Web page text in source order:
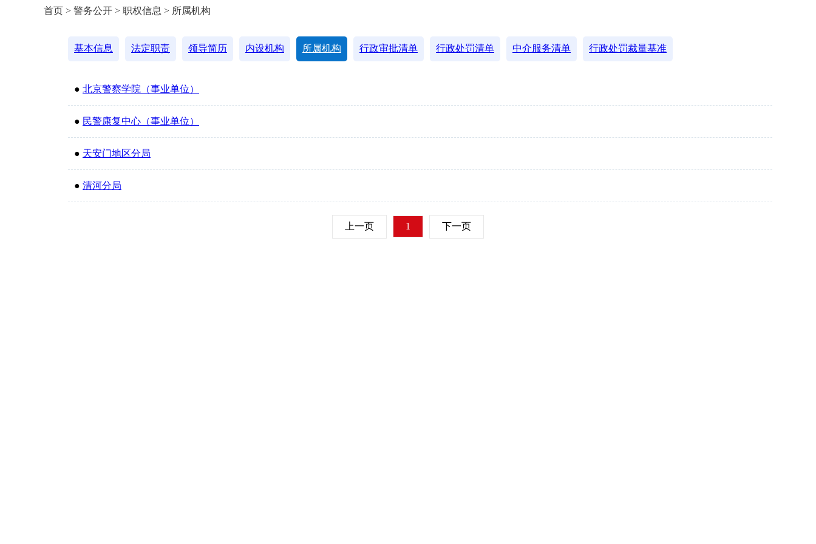
首页 > 警务公开 > 职权信息 > 所属机构
基本信息 法定职责 领导简历 内设机构 所属机构 行政审批清单 行政处罚清单 中介服务清单 行政处罚裁量基准
● 北京警察学院（事业单位）
● 民警康复中心（事业单位）
● 天安门地区分局
● 清河分局
上一页 1 下一页